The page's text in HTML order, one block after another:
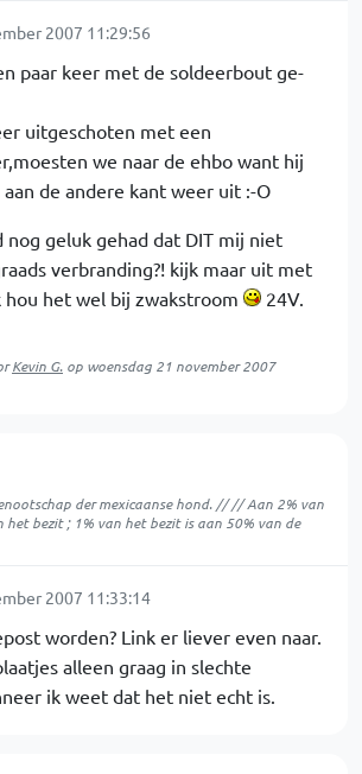
2007 11:29:56
paar keer met de soldeerbout ge-
uitgeschoten met een
we naar de ehbo want hij
de andere kant weer uit :-O
nog geluk gehad dat DIT mij niet
verbranding?! kijk maar uit met
hou het wel bij zwakstroom
24V.
Kevin G. op woensdag 21 november 2007
der mexicaanse hond. // // Aan 2% van
het bezit ; 1% van het bezit is aan 50% van de
2007 11:33:14
worden? Link er liever even naar.
alleen graag in slechte
ik weet dat het niet echt is.